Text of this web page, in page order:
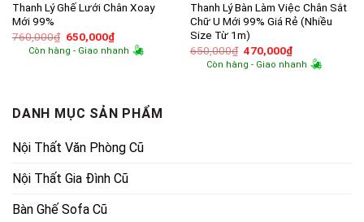
Thanh Lý Ghế Lưới Chân Xoay
Mới 99%
760,000₫ Giá
gốc
là:
650,000₫Giá
hiện
tại
Còn hàng - Giao nhanh
Thanh Lý Bàn Làm Việc Chân Sắt
Chữ U Mới 99% Giá Rẻ (Nhiều
Size Từ 1m)
650,000₫ Giá
gốc
là:
470,000₫Giá
hiện
tại
Còn hàng - Giao nhanh
DANH MỤC SẢN PHẨM
Nội Thất Văn Phòng Cũ
Nội Thất Gia Đình Cũ
Bàn Ghế Sofa Cũ